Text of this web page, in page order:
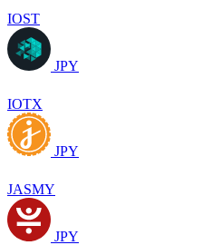
IOST
JPY
IOTX
JPY
JASMY
JPY